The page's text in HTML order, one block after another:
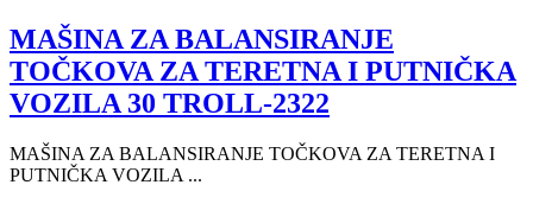
MAŠINA ZA BALANSIRANJE
TOČKOVA ZA TERETNA I PUTNIČKA
VOZILA 30 TROLL-2322
MAŠINA ZA BALANSIRANJE TOČKOVA ZA TERETNA I
PUTNIČKA VOZILA ...